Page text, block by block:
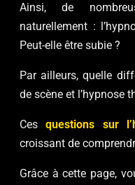
Ainsi, de
naturellement :
Peut-elle être subie ?
Par ailleurs, quelle
de scène et l’hypnose
Cesquestions sur
croissant de
Grâce à cette page,